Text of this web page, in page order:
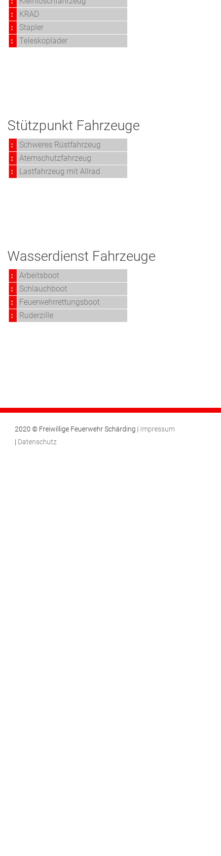
:
KRAD
:
Stapler
:
Teleskoplader
Stützpunkt Fahrzeuge
:
Schweres Rüstfahrzeug
:
Atemschutzfahrzeug
:
Lastfahrzeug mit Allrad
Wasserdienst Fahrzeuge
:
Arbeitsboot
:
Schlauchboot
:
Feuerwehrrettungsboot
:
Ruderzille
2020 © Freiwillige Feuerwehr Schärding | Impressum
| Datenschutz